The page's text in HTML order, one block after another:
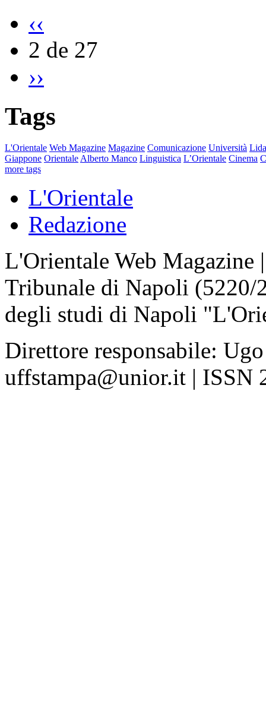
‹‹
2 de 27
››
Tags
L'Orientale Web Magazine Magazine Comunicazione Università
Giappone Orientale Alberto Manco Linguistica L’Orientale Cinema
more tags
L'Orientale
Redazione
L'Orientale Web Magazine
Tribunale di Napoli
degli studi di Napoli
Direttore responsabile:
uffstampa@unior.it | ISSN